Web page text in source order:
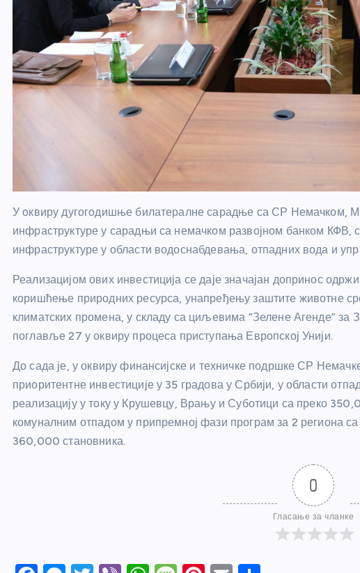
У оквиру дугогодишње билатералне сарадње са СР Немачком,
инфраструктуре у сарадњи са немачком развојном банком КФВ,
инфраструктуре у области водоснабдевања, отпадних вода и
Реализацијом ових инвестиција се даје значајан допринос
коришћење природних ресурса, унапређењу заштите животне
климатских промена, у складу са циљевима “Зелене Агенде” за
поглавље 27 у оквиру процеса приступања Европској Унији.
До сада је, у оквиру финансијске и техничке подршке СР
приоритентне инвестиције у 35 градова у Србији, у области
реализацију у току у Крушевцу, Врању и Суботици са преко
комуналним отпадом у припремној фази програм за 2 региона
360,000 становника.
0
Гласање за чланке